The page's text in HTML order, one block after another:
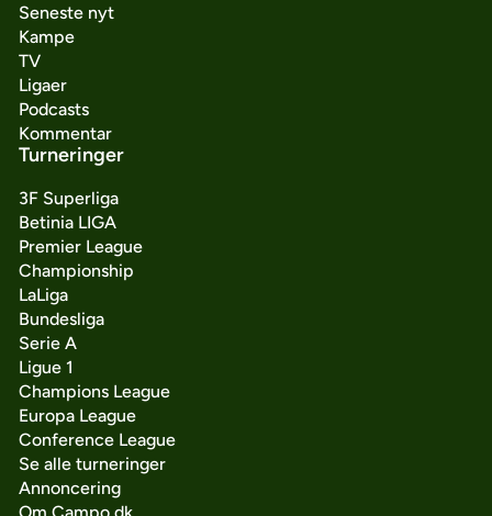
Seneste nyt
Kampe
TV
Ligaer
Podcasts
Kommentar
Turneringer
3F Superliga
Betinia LIGA
Premier League
Championship
LaLiga
Bundesliga
Serie A
Ligue 1
Champions League
Europa League
Conference League
Se alle turneringer
Annoncering